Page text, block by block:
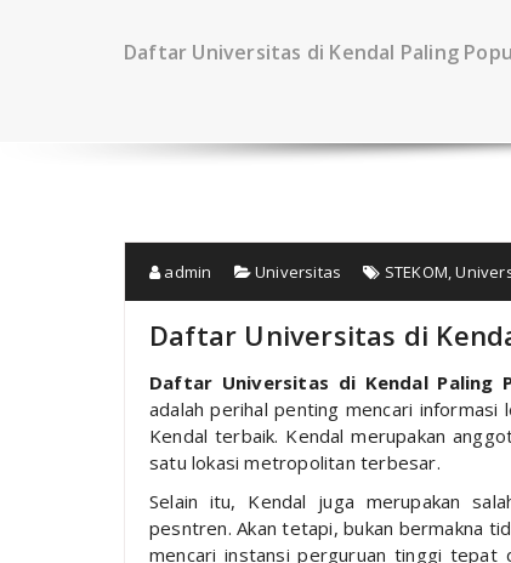
Daftar Universitas di Kendal Paling
admin Universitas STEKOM,
Daftar Universitas di
Daftar Universitas di Kendal Paling
adalah perihal penting mencari
Kendal terbaik. Kendal merupakan
satu lokasi metropolitan terbesar.
Selain itu, Kendal juga merupakan
pesntren. Akan tetapi, bukan bermakna
mencari instansi perguruan tinggi tepat